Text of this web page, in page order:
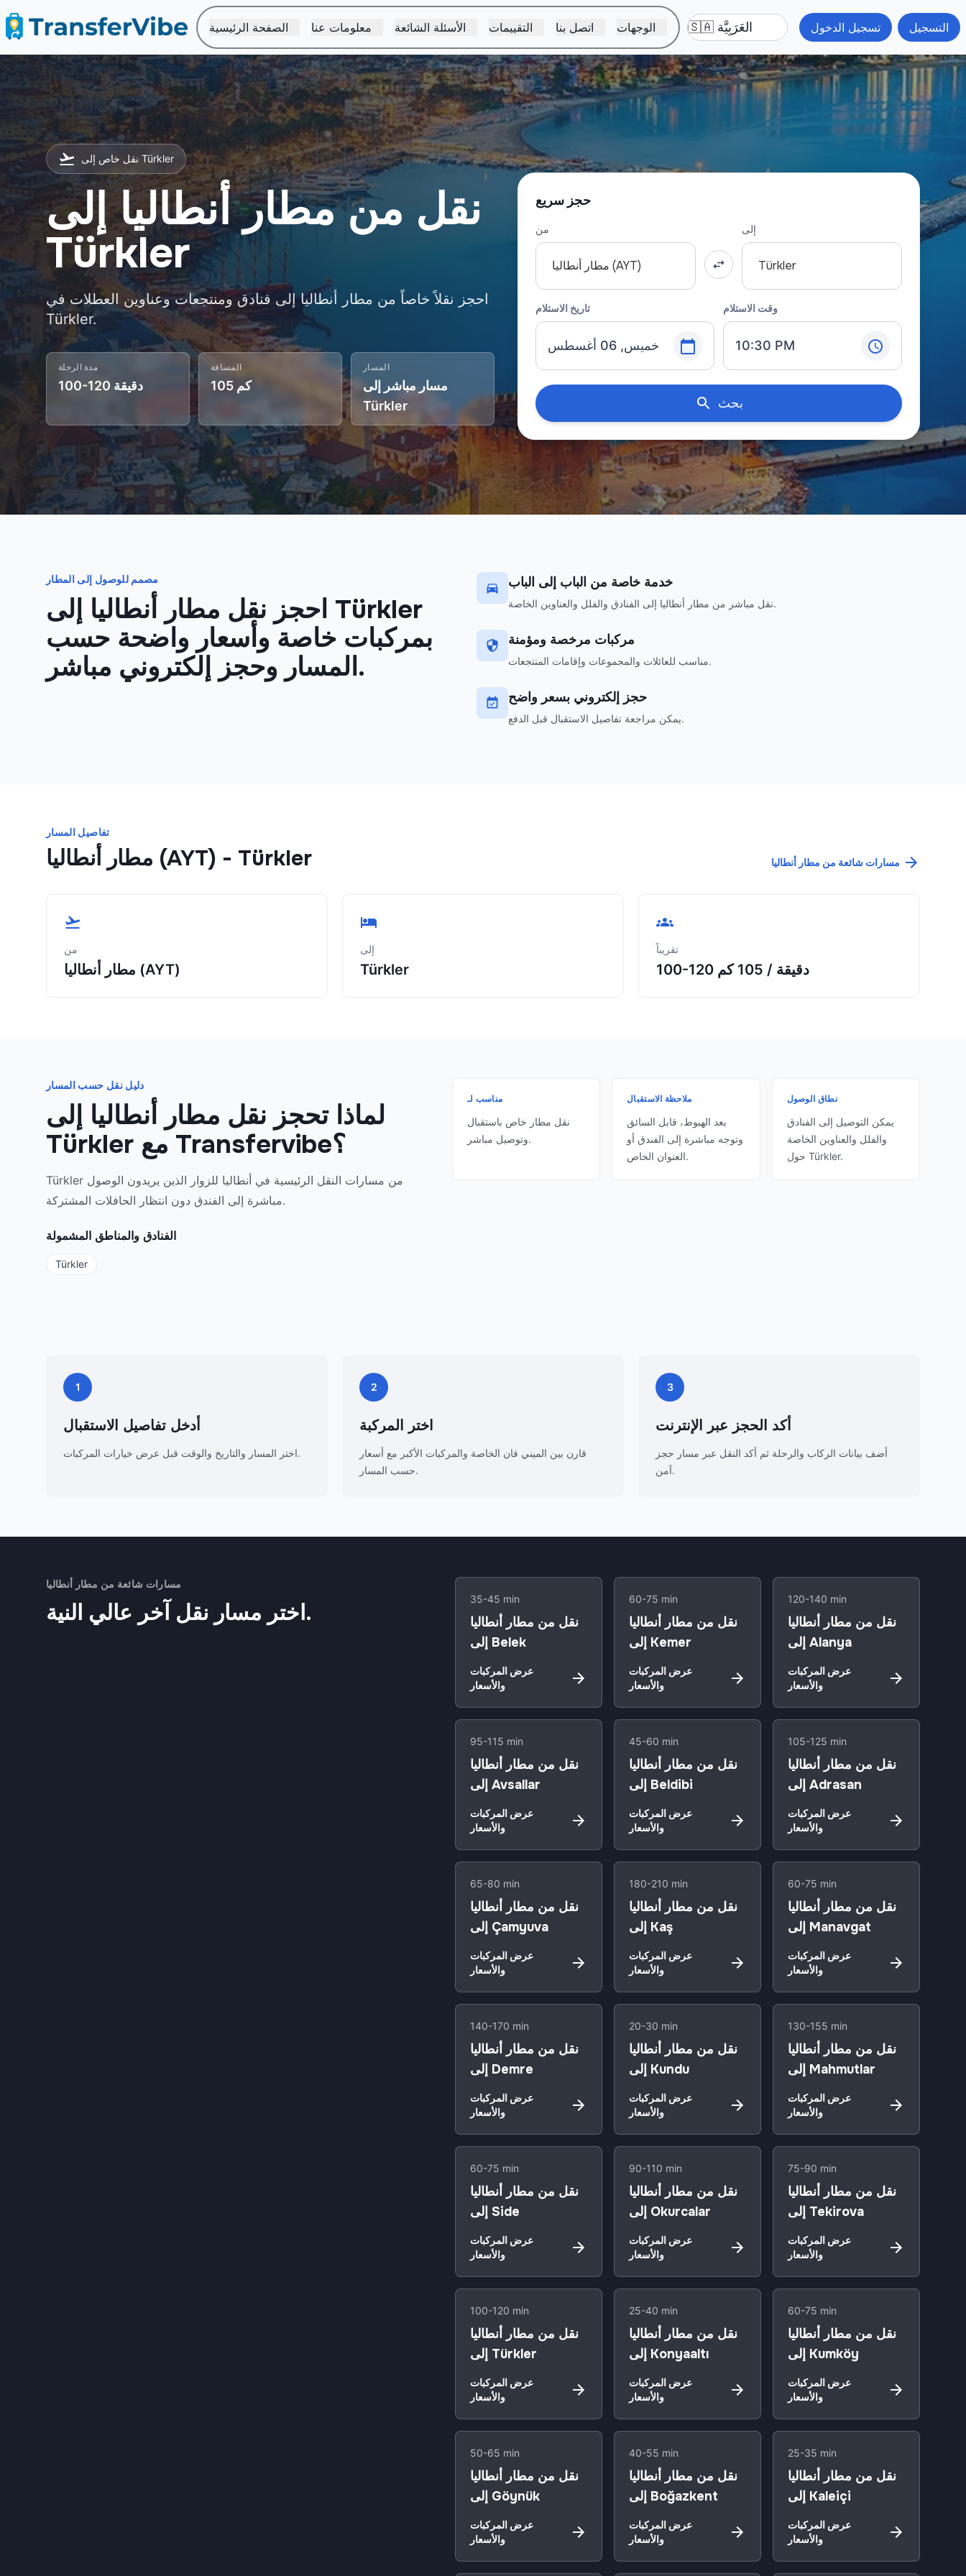
الصفحة الرئيسية معلومات عنا الأسئلة الشائعة التقييمات اتصل بنا الوجهات تسجيل الدخول التسجيل
نقل خاص إلى Türkler
نقل من مطار أنطاليا إلى
Türkler
احجز نقلاً خاصاً من مطار أنطاليا إلى فنادق ومنتجعات وعناوين العطلات في
Türkler.
مدة الرحلة
100-120 دقيقة
المسافة
105 كم
المسار
مسار مباشر إلى
Türkler
حجز سريع
من
مطار أنطاليا (AYT)
إلى
Türkler
تاريخ الاستلام
خميس, 06 أغسطس
وقت الاستلام
10:30 PM
بحث
مصمم للوصول إلى المطار
احجز نقل مطار أنطاليا إلى Türkler
بمركبات خاصة وأسعار واضحة حسب
المسار وحجز إلكتروني مباشر.
خدمة خاصة من الباب إلى الباب
نقل مباشر من مطار أنطاليا إلى الفنادق والفلل والعناوين الخاصة.
مركبات مرخصة ومؤمنة
مناسب للعائلات والمجموعات وإقامات المنتجعات.
حجز إلكتروني بسعر واضح
يمكن مراجعة تفاصيل الاستقبال قبل الدفع.
تفاصيل المسار
مطار أنطاليا (AYT) - Türkler مسارات شائعة من مطار أنطاليا
من
مطار أنطاليا (AYT)
إلى
Türkler
تقريباً
100-120 دقيقة / 105 كم
دليل نقل حسب المسار
لماذا تحجز نقل مطار أنطاليا إلى
Türkler مع Transfervibe؟
Türkler من مسارات النقل الرئيسية في أنطاليا للزوار الذين يريدون الوصول
مباشرة إلى الفندق دون انتظار الحافلات المشتركة.
الفنادق والمناطق المشمولة
Türkler
مناسب لـ
نقل مطار خاص باستقبال
وتوصيل مباشر.
ملاحظة الاستقبال
بعد الهبوط، قابل السائق
وتوجه مباشرة إلى الفندق أو
العنوان الخاص.
نطاق الوصول
يمكن التوصيل إلى الفنادق
والفلل والعناوين الخاصة
حول Türkler.
1
أدخل تفاصيل الاستقبال
اختر المسار والتاريخ والوقت قبل عرض خيارات المركبات.
2
اختر المركبة
قارن بين الميني فان الخاصة والمركبات الأكبر مع أسعار
حسب المسار.
3
أكد الحجز عبر الإنترنت
أضف بيانات الركاب والرحلة ثم أكد النقل عبر مسار حجز
آمن.
مسارات شائعة من مطار أنطاليا
اختر مسار نقل آخر عالي النية.
35-45 min
نقل من مطار أنطاليا
إلى Belek
عرض المركبات
والأسعار
60-75 min
نقل من مطار أنطاليا
إلى Kemer
عرض المركبات
والأسعار
120-140 min
نقل من مطار أنطاليا
إلى Alanya
عرض المركبات
والأسعار
95-115 min
نقل من مطار أنطاليا
إلى Avsallar
عرض المركبات
والأسعار
45-60 min
نقل من مطار أنطاليا
إلى Beldibi
عرض المركبات
والأسعار
105-125 min
نقل من مطار أنطاليا
إلى Adrasan
عرض المركبات
والأسعار
65-80 min
نقل من مطار أنطاليا
إلى Çamyuva
عرض المركبات
والأسعار
180-210 min
نقل من مطار أنطاليا
إلى Kaş
عرض المركبات
والأسعار
60-75 min
نقل من مطار أنطاليا
إلى Manavgat
عرض المركبات
والأسعار
140-170 min
نقل من مطار أنطاليا
إلى Demre
عرض المركبات
والأسعار
20-30 min
نقل من مطار أنطاليا
إلى Kundu
عرض المركبات
والأسعار
130-155 min
نقل من مطار أنطاليا
إلى Mahmutlar
عرض المركبات
والأسعار
60-75 min
نقل من مطار أنطاليا
إلى Side
عرض المركبات
والأسعار
90-110 min
نقل من مطار أنطاليا
إلى Okurcalar
عرض المركبات
والأسعار
75-90 min
نقل من مطار أنطاليا
إلى Tekirova
عرض المركبات
والأسعار
100-120 min
نقل من مطار أنطاليا
إلى Türkler
عرض المركبات
والأسعار
25-40 min
نقل من مطار أنطاليا
إلى Konyaaltı
عرض المركبات
والأسعار
60-75 min
نقل من مطار أنطاليا
إلى Kumköy
عرض المركبات
والأسعار
50-65 min
نقل من مطار أنطاليا
إلى Göynük
عرض المركبات
والأسعار
40-55 min
نقل من مطار أنطاليا
إلى Boğazkent
عرض المركبات
والأسعار
25-35 min
نقل من مطار أنطاليا
إلى Kaleiçi
عرض المركبات
والأسعار